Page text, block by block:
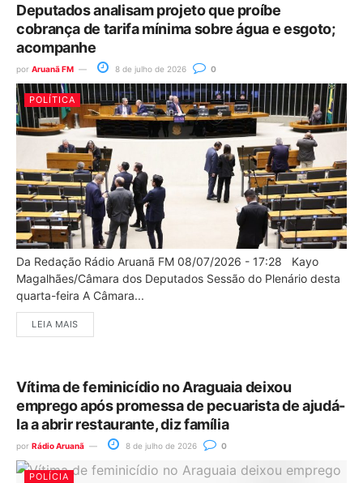
Deputados analisam projeto que proíbe
cobrança de tarifa mínima sobre água e esgoto;
acompanhe
por Aruanã FM 8 de julho de 2026 0
POLÍTICA
Da Redação Rádio Aruanã FM 08/07/2026 - 17:28 Kayo
Magalhães/Câmara dos Deputados Sessão do Plenário desta
quarta-feira A Câmara...
LEIA MAIS
Vítima de feminicídio no Araguaia deixou
emprego após promessa de pecuarista de ajudá-
la a abrir restaurante, diz família
por Rádio Aruanã 8 de julho de 2026 0
POLÍCIA